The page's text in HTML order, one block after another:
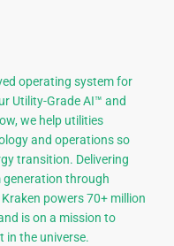
operating system for
Utility-Grade AI™ and
we help utilities
and operations so
transition. Delivering
through
powers 70+ million
is on a mission to
in the universe.